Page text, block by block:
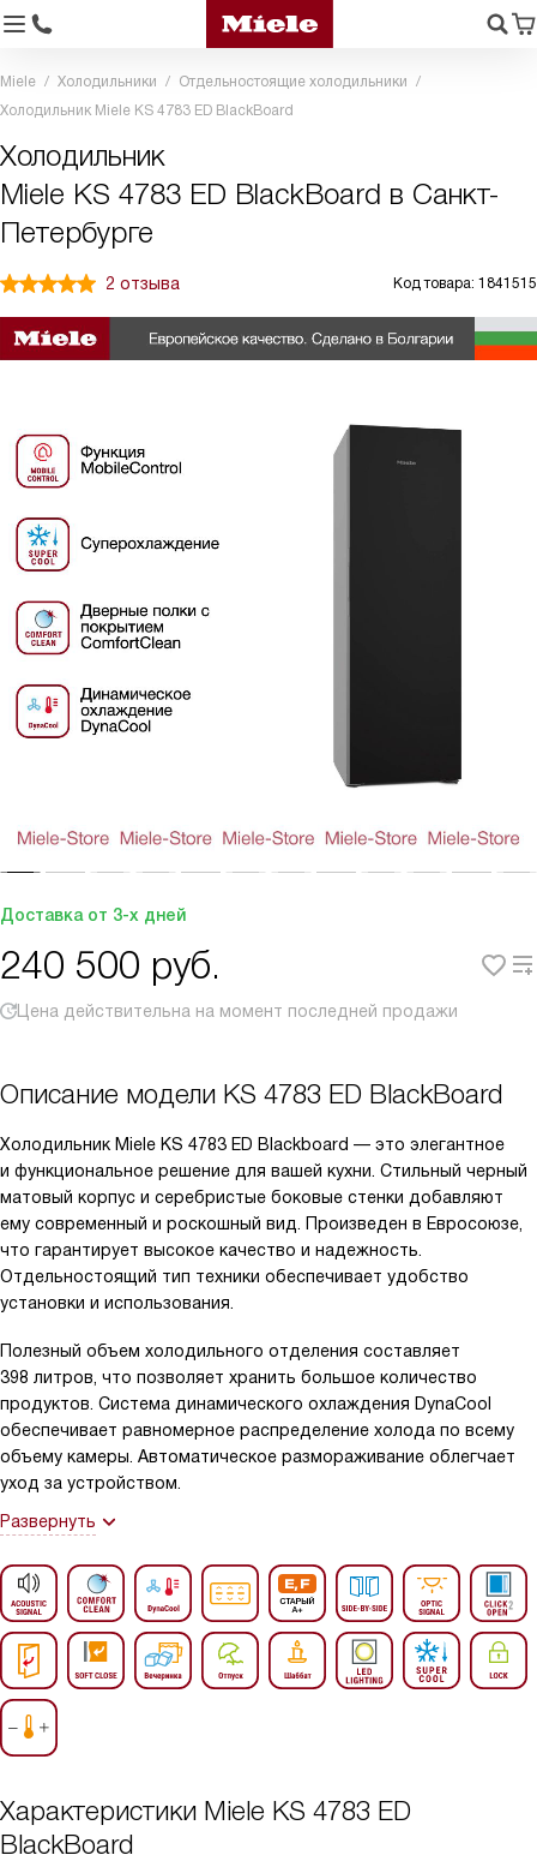
Miele Холодильники
Отдельностоящие холодильники
Холодильник Miele KS 4783 ED BlackBoard
Холодильник
Miele KS 4783 ED BlackBoard в Санкт-
Петербурге
2 отзыва Код товара: 1841515
Доставка от 3-х дней
240 500 руб.
Цена действительна на момент последней продажи
Описание модели KS 4783 ED BlackBoard
Холодильник Miele KS 4783 ED Blackboard — это элегантное
и функциональное решение для вашей кухни. Стильный черный
матовый корпус и серебристые боковые стенки добавляют
ему современный и роскошный вид. Произведен в Евросоюзе,
что гарантирует высокое качество и надежность.
Отдельностоящий тип техники обеспечивает удобство
установки и использования.
Полезный объем холодильного отделения составляет
398 литров, что позволяет хранить большое количество
продуктов. Система динамического охлаждения DynaCool
обеспечивает равномерное распределение холода по всему
объему камеры. Автоматическое размораживание облегчает
уход за устройством.
Развернуть
Характеристики Miele KS 4783 ED
BlackBoard